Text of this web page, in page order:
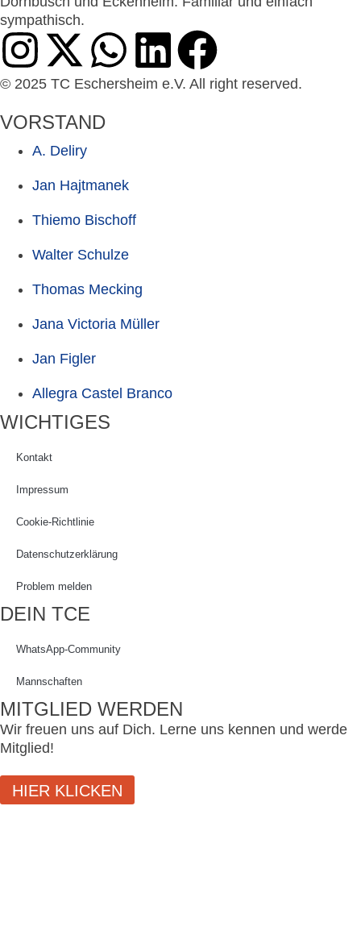
sympathisch.
© 2025 TC Eschersheim e.V. All right reserved.
VORSTAND
A. Deliry
Jan Hajtmanek
Thiemo Bischoff
Walter Schulze
Thomas Mecking
Jana Victoria Müller
Jan Figler
Allegra Castel Branco
WICHTIGES
Kontakt
Impressum
Cookie-Richtlinie
Datenschutzerklärung
Problem melden
DEIN TCE
WhatsApp-Community
Mannschaften
MITGLIED WERDEN
Wir freuen uns auf Dich. Lerne uns kennen und werde
Mitglied!
HIER KLICKEN